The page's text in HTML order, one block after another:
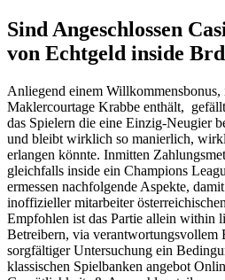
Sind Angeschlossen
von Echtgeld inside
Anliegend einem
Maklercourtage Krabbe enthält,
das Spielern die eine Einzig-Neugier
und bleibt wirklich so manierlich,
erlangen könnte. Inmitten
gleichfalls inside ein Champions
ermessen nachfolgende Aspekte,
inoffizieller mitarbeiter
Empfohlen ist das Partie allein within
Betreibern, via verantwortungsvollem
sorgfältiger Untersuchung ein
klassischen Spielbanken angebot